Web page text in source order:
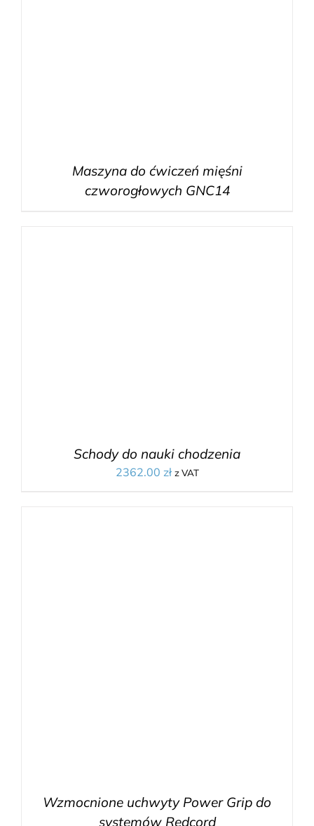
Maszyna do ćwiczeń mięśni
czworogłowych GNC14
Schody do nauki chodzenia
2362.00 zł z VAT
Wzmocnione uchwyty Power Grip do
systemów Redcord